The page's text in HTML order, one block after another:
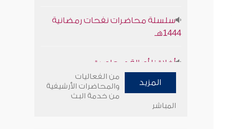
1444هـ
وأمنهم من خوف 9
سلسلة محاضرات نفحات رمضانية
المزيد
من الفعاليات
والمحاضرات الأرشيفية
من خدمة البث
المباشر